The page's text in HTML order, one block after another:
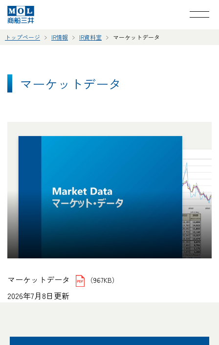
トップページ IR情報 IR資料室 マーケットデータ
マーケットデータ
マーケットデータ （967KB）
2026年7月8日更新